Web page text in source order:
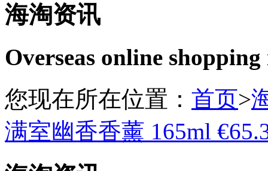
海淘资讯
Overseas online
您现在所在位置： 首页>
满室幽香香薰 165ml